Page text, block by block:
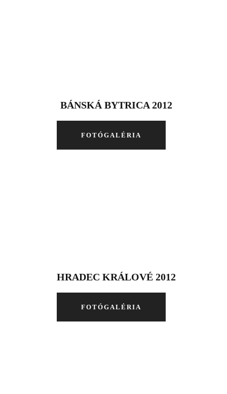
BÁNSKÁ BYTRICA 2012
FOTÓGALÉRIA
HRADEC KRÁLOVÉ 2012
FOTÓGALÉRIA